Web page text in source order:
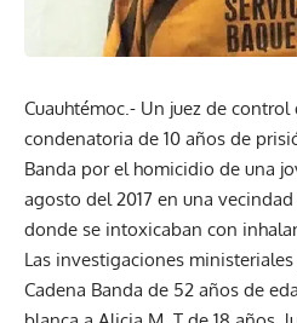
Cuauhtémoc.- Un juez de
condenatoria de 10 años de
Banda por el homicidio de una
agosto del 2017 en una vecindad
donde se intoxicaban con
Las investigaciones
Cadena Banda de 52 años de